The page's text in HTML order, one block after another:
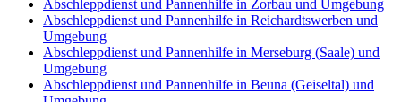
Abschleppdienst und Pannenhilfe in Zorbau und Umgebung
Abschleppdienst und Pannenhilfe in Reichardtswerben und
Umgebung
Abschleppdienst und Pannenhilfe in Merseburg (Saale) und
Umgebung
Abschleppdienst und Pannenhilfe in Beuna (Geiseltal) und